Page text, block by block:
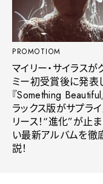
PROMOTIOM
マイリー・サイラスが
ミー初受賞後に発表
『Something Beautiful
ラックス版がサプライ
リース！“進化”が止
い最新アルバムを徹
説！